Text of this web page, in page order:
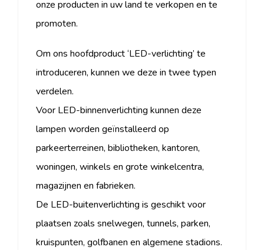
onze producten in uw land te verkopen en te
promoten.
Om ons hoofdproduct ‘LED-verlichting’ te
introduceren, kunnen we deze in twee typen
verdelen.
Voor LED-binnenverlichting kunnen deze
lampen worden geïnstalleerd op
parkeerterreinen, bibliotheken, kantoren,
woningen, winkels en grote winkelcentra,
magazijnen en fabrieken.
De LED-buitenverlichting is geschikt voor
plaatsen zoals snelwegen, tunnels, parken,
kruispunten, golfbanen en algemene stadions.